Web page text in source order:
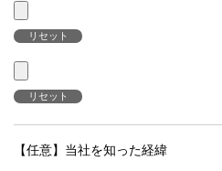
リセット
リセット
【任意】当社を知った経緯